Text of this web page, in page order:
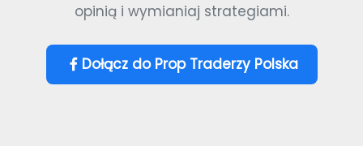
opinią i wymianiaj strategiami.
Dołącz do Prop Traderzy Polska